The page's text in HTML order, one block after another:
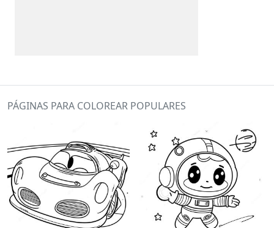
PÁGINAS PARA COLOREAR POPULARES